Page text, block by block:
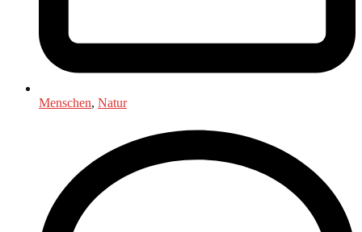
Menschen, Natur